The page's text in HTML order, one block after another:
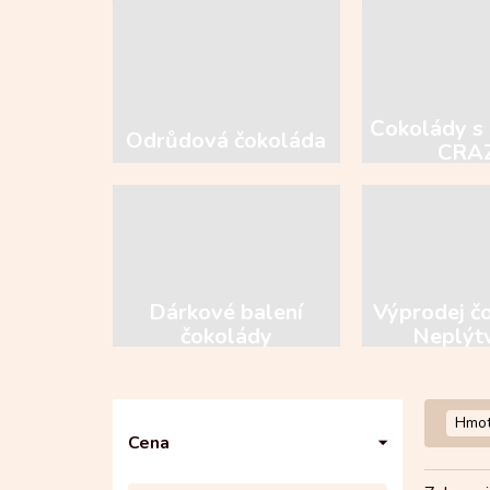
Odrůdová čokoláda
Čokolády
Dárkové balení
čokolády
Výprodej
P
Cena